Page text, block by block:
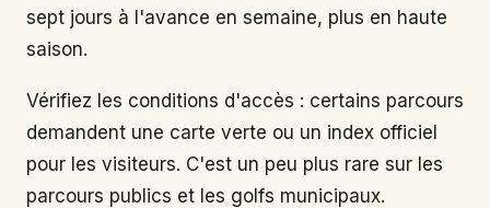
sept jours à l'avance en semaine, plus en haute
saison.
Vérifiez les conditions d'accès : certains parcours
demandent une carte verte ou un index officiel
pour les visiteurs. C'est un peu plus rare sur les
parcours publics et les golfs municipaux.